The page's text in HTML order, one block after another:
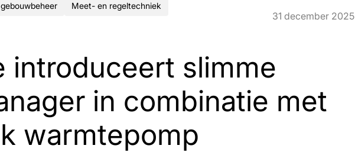
Meet- en regeltechniek
31 december 2025
introduceert slimme
in combinatie met
warmtepomp